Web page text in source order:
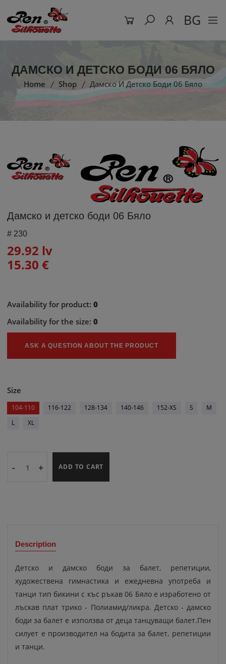
BG
ДАМСКО И ДЕТСКО БОДИ 06 БЯЛО
Home Shop Дамско И Детско Боди 06 Бяло
Дамско и детско боди 06 Бяло
# 230
29.92 lv
15.30 €
Availability for product:0
Availability for the size:0
ASK A QUESTION ABOUT THE PRODUCT
Size
104-110 116-122 128-134 140-146 152-XS S
M
L
XL
- + ADD TO CART
Description
Детско и дамско боди за балет, репетиции,
художествена гимнастика и ежедневна употреба и
танци тип бикини с къс ръкав 06 Бяло е изработено от
лъскав плат трико - Полиамид/ликра. Детско - дамско
боди за балет е използва от деца танцуващи балет.Пен
силует е производител на бодита за балет, репетиции
и танци.